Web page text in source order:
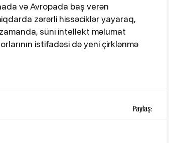
və Avropada baş verən
zərərli hissəciklər yayaraq,
süni intellekt məlumat
istifadəsi də yeni çirklənmə
Paylaş: